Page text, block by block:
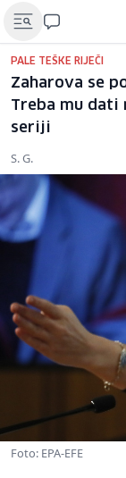
PALE TEŠKE RIJEČI
Zaharova se
Treba mu dati
seriji
S. G.
Foto: EPA-EFE